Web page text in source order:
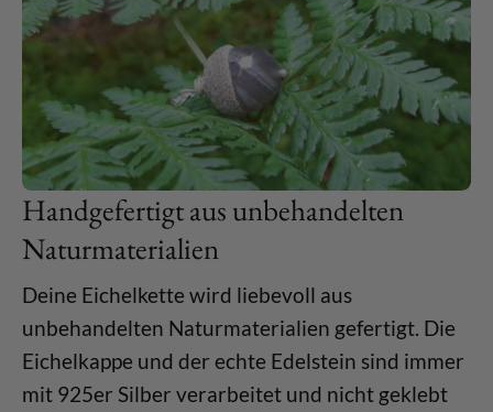
Handgefertigt aus unbehandelten
Naturmaterialien
Deine Eichelkette wird liebevoll aus
unbehandelten Naturmaterialien gefertigt. Die
Eichelkappe und der echte Edelstein sind immer
mit 925er Silber verarbeitet und nicht geklebt